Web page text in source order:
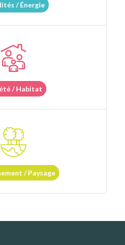
/ Énergie
/ Habitat
/ Paysage